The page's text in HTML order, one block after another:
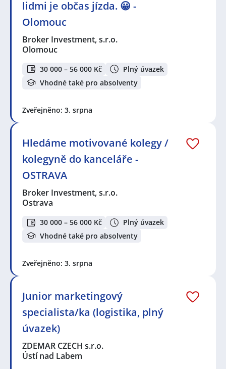
lidmi je občas jízda. 😀 -
Olomouc
Broker Investment, s.r.o.
Olomouc
30 000 – 56 000 Kč
Plný úvazek
Vhodné také pro absolventy
Zveřejněno: 3. srpna
Hledáme motivované kolegy /
kolegyně do kanceláře -
OSTRAVA
Broker Investment, s.r.o.
Ostrava
30 000 – 56 000 Kč
Plný úvazek
Vhodné také pro absolventy
Zveřejněno: 3. srpna
Junior marketingový
specialista/ka (logistika, plný
úvazek)
ZDEMAR CZECH s.r.o.
Ústí nad Labem